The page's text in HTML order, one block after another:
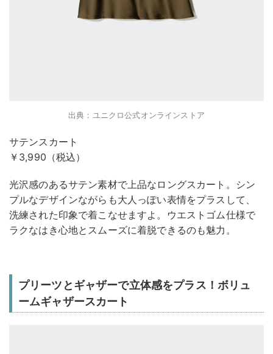
出典：ユニクロ公式オンラインストア
サテンスカート
￥3,990（税込）
光沢感のあるサテン素材で上品なロングスカート。シン
プルなデザインながらも大人っぽい表情をプラスして、
洗練された印象で着こなせますよ。ウエストゴム仕様で
ラクなはき心地とスムーズに着脱できるのも魅力。
プリーツとギャザーで立体感をプラス！ボリュ
ームギャザースカート